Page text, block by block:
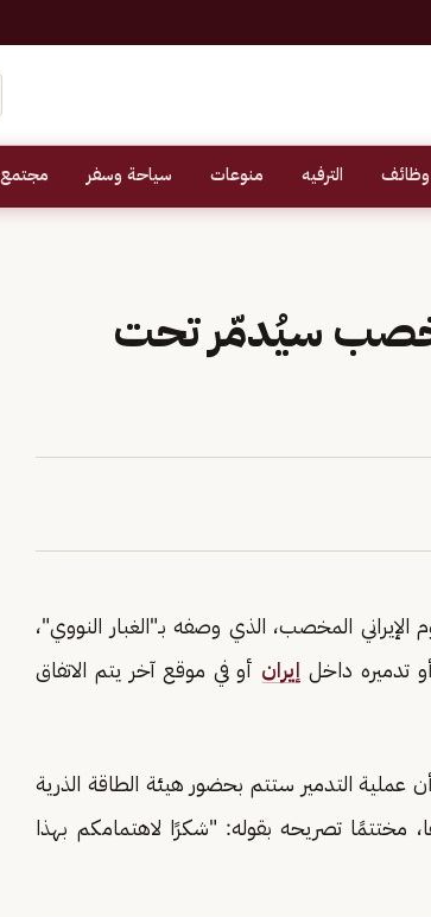
وظائف الترفيه منوعات سياحة وسفر مجتمع
سيُدمّر تحت
الإيراني المخصب، الذي وصفه بـ"الغبار النووي"،
تدميره داخل إيران أو في موقع آخر يتم الاتفاق
التدمير ستتم بحضور هيئة الطاقة الذرية
مختتمًا تصريحه بقوله: "شكرًا لاهتمامكم بهذا